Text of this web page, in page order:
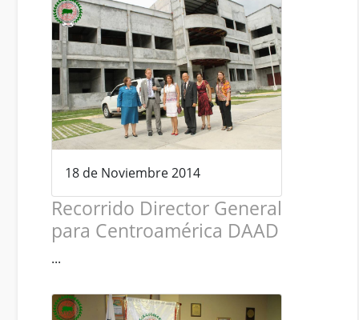
18 de Noviembre 2014
Recorrido Director General
para Centroamérica DAAD
...